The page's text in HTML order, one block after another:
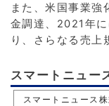
また、米国事業
金調達、2021年
り、さらなる売上
スマートニュー
スマートニュース